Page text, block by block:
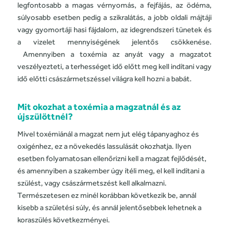
legfontosabb a magas vérnyomás, a fejfájás, az ödéma,
súlyosabb esetben pedig a szikralátás, a jobb oldali májtáji
vagy gyomortáji hasi fájdalom, az idegrendszeri tünetek és
a vizelet mennyiségének jelentős csökkenése.
Amennyiben a toxémia az anyát vagy a magzatot
veszélyezteti, a terhességet idő előtt meg kell indítani vagy
idő előtti császármetszéssel világra kellhozni a babát.
Mit okozhat a toxémia a magzatnál és az
újszülöttnél?
Mivel toxémiánál a magzat nem jut elég tápanyaghoz és
oxigénhez, ez a növekedés lassulását okozhatja. Ilyen
esetben folyamatosan ellenőrizni kell a magzat fejlődését,
és amennyiben a szakember úgy ítéli meg, el kell indítani a
szülést, vagy császármetszést kell alkalmazni.
Természetesen ez minél korábban következik be, annál
kisebb a születési súly, és annál jelentősebbek lehetnek a
koraszülés következményei.